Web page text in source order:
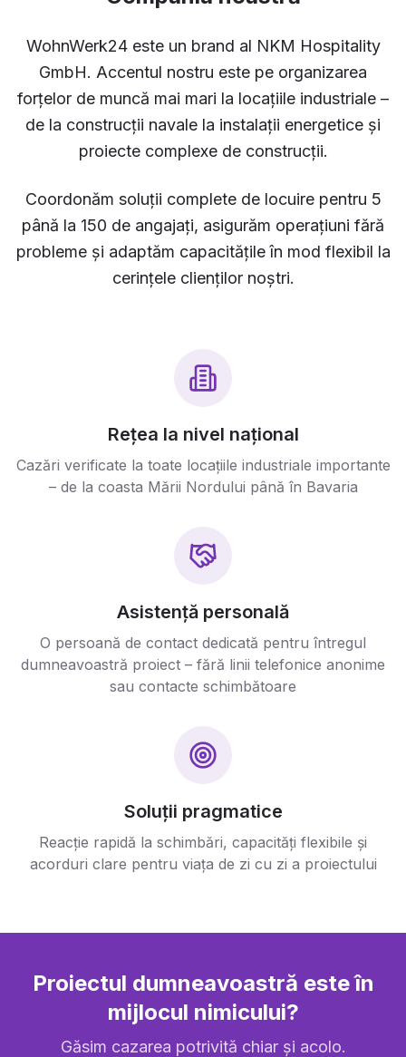
WohnWerk24 este un brand al NKM Hospitality
GmbH. Accentul nostru este pe organizarea
forțelor de muncă mai mari la locațiile industriale –
de la construcții navale la instalații energetice și
proiecte complexe de construcții.
Coordonăm soluții complete de locuire pentru 5
până la 150 de angajați, asigurăm operațiuni fără
probleme și adaptăm capacitățile în mod flexibil la
cerințele clienților noștri.
Rețea la nivel național
Cazări verificate la toate locațiile industriale importante
– de la coasta Mării Nordului până în Bavaria
Asistență personală
O persoană de contact dedicată pentru întregul
dumneavoastră proiect – fără linii telefonice anonime
sau contacte schimbătoare
Soluții pragmatice
Reacție rapidă la schimbări, capacități flexibile și
acorduri clare pentru viața de zi cu zi a proiectului
Proiectul dumneavoastră este în
mijlocul nimicului?
Găsim cazarea potrivită chiar și acolo.